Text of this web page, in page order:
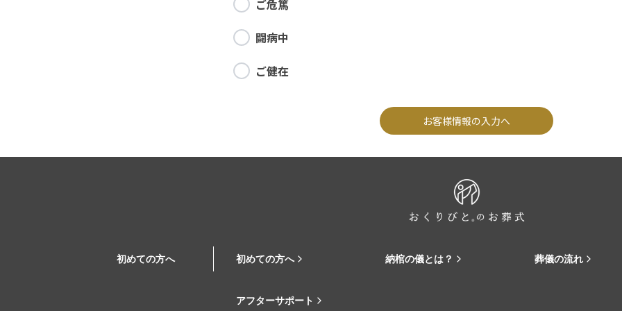
ご危篤
闘病中
ご健在
お客様情報の入力へ
初めての方へ 初めての方へ 納棺の儀とは？ 葬儀の流れ
アフターサポート